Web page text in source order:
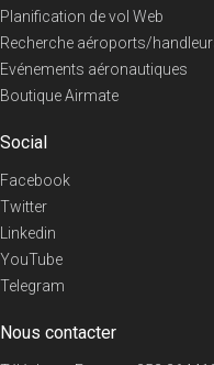
Planification de vol Web
Recherche aéroports/
Evénements aéronautiques
Boutique Airmate
Social
Facebook
Twitter
Linkedin
YouTube
Telegram
Nous contacter